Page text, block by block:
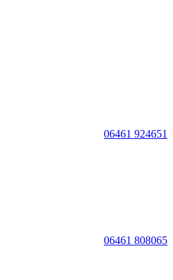
06461 924651
06461 808065